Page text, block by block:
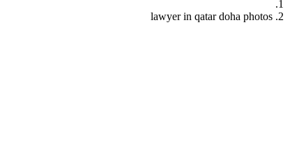
lawyer in qatar doha photos